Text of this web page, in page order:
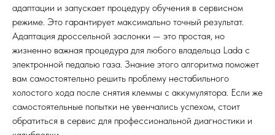
адаптации и запускает процедуру обучения в сервисном
режиме. Это гарантирует максимально точный результат.
Адаптация дроссельной заслонки — это простая, но
жизненно важная процедура для любого владельца Lada с
электронной педалью газа. Знание этого алгоритма поможет
вам самостоятельно решить проблему нестабильного
холостого хода после снятия клеммы с аккумулятора. Если же
самостоятельные попытки не увенчались успехом, стоит
обратиться в сервис для профессиональной диагностики и